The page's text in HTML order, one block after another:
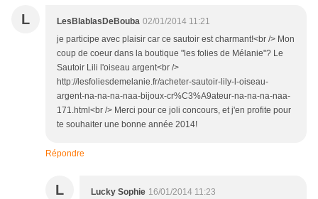
L LesBlablasDeBouba 02/01/2014 11:21
je participe avec plaisir car ce sautoir est charmant!<br /> Mon
coup de coeur dans la boutique "les folies de Mélanie"? Le
Sautoir Lili l'oiseau argent<br />
http://lesfoliesdemelanie.fr/acheter-sautoir-lily-l-oiseau-
argent-na-na-na-naa-bijoux-cr%C3%A9ateur-na-na-na-naa-
171.html<br /> Merci pour ce joli concours, et j'en profite pour
te souhaiter une bonne année 2014!
Répondre
L Lucky Sophie 16/01/2014 11:23